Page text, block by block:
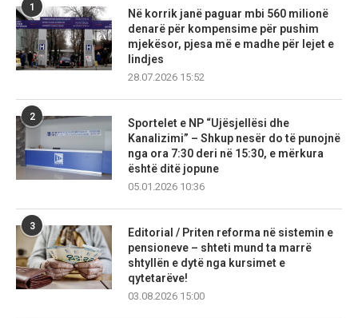
1
Në korrik janë paguar mbi 560 milionë
denarë për kompensime për pushim
mjekësor, pjesa më e madhe për lejet e
lindjes
28.07.2026 15:52
2
Sportelet e NP “Ujësjellësi dhe
Kanalizimi” – Shkup nesër do të punojnë
nga ora 7:30 deri në 15:30, e mërkura
është ditë jopune
05.01.2026 10:36
3
Editorial / Priten reforma në sistemin e
pensioneve – shteti mund ta marrë
shtyllën e dytë nga kursimet e
qytetarëve!
03.08.2026 15:00